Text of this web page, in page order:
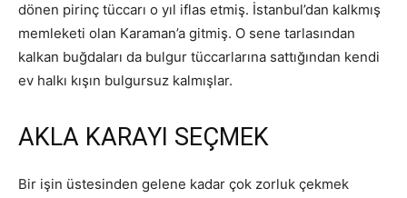
dönen pirinç tüccarı o yıl iflas etmiş. İstanbul’dan kalkmış
memleketi olan Karaman’a gitmiş. O sene tarlasından
kalkan buğdaları da bulgur tüccarlarına sattığından kendi
ev halkı kışın bulgursuz kalmışlar.
AKLA KARAYI SEÇMEK
Bir işin üstesinden gelene kadar çok zorluk çekmek